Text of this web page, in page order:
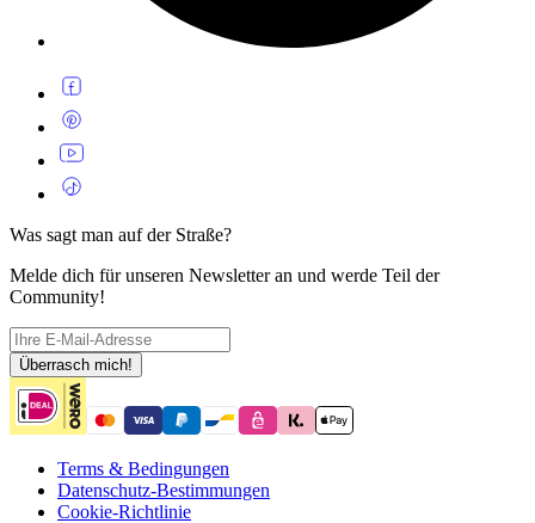
Was sagt man auf der Straße?
Melde dich für unseren Newsletter an und werde Teil der
Community!
Überrasch mich!
Terms & Bedingungen
Datenschutz-Bestimmungen
Cookie-Richtlinie